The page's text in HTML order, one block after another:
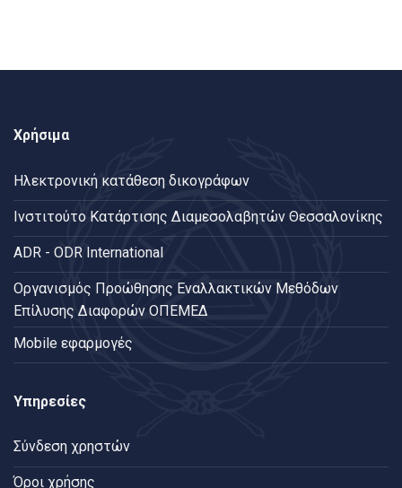
Χρήσιμα
Ηλεκτρονική κατάθεση δικογράφων
Ινστιτούτο Κατάρτισης Διαμεσολαβητών Θεσσαλονίκης
ADR - ODR International
Oργανισμός Προώθησης Εναλλακτικών Μεθόδων
Επίλυσης Διαφορών ΟΠΕΜΕΔ
Mobile εφαρμογές
Υπηρεσίες
Σύνδεση χρηστών
Όροι χρήσης